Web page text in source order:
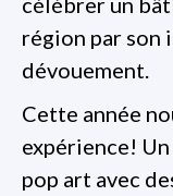
région par son
dévouement.
Cette année
expérience!
pop art avec